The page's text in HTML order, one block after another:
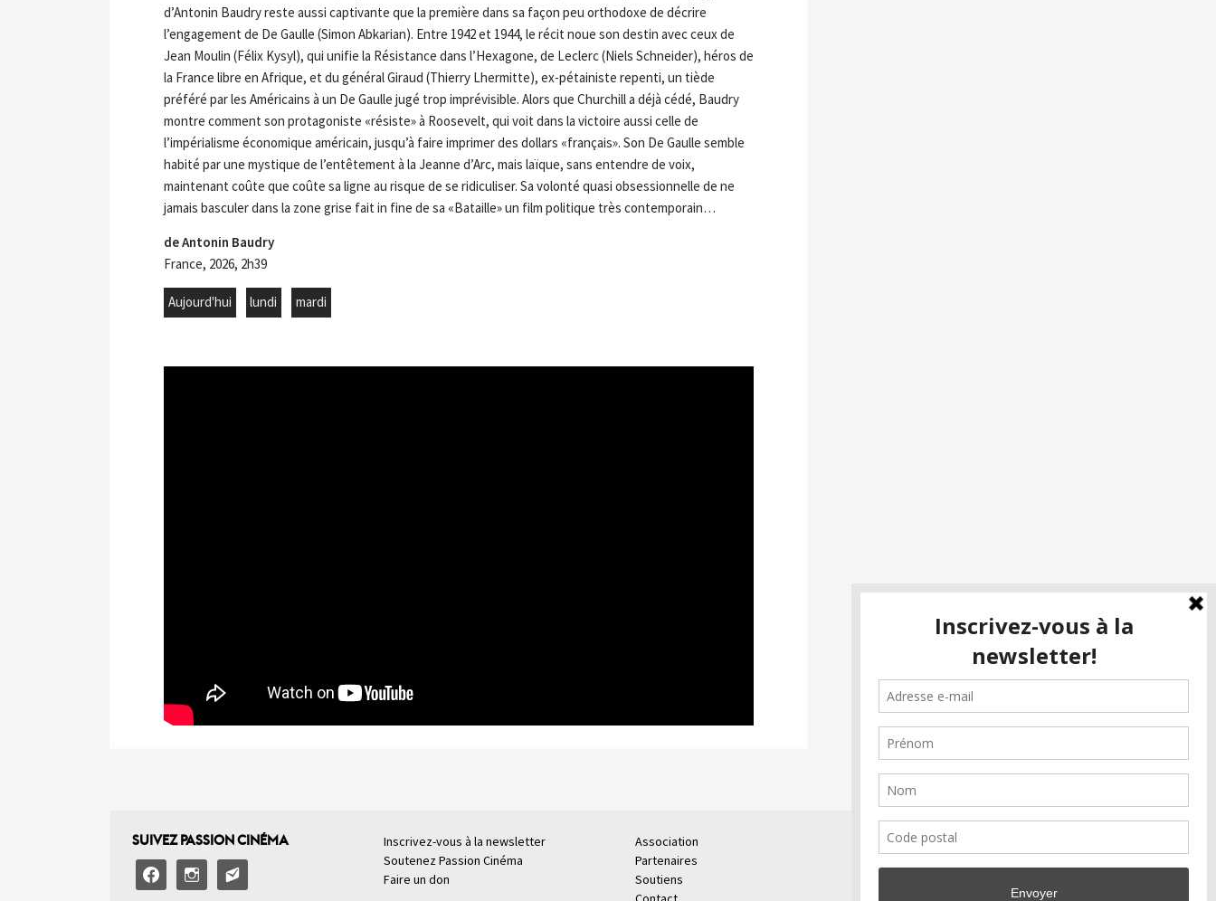
d’Antonin Baudry reste aussi captivante que la première dans sa façon peu orthodoxe de décrire
l’engagement de De Gaulle (Simon Abkarian). Entre 1942 et 1944, le récit noue son destin avec ceux de
Jean Moulin (Félix Kysyl), qui unifie la Résistance dans l’Hexagone, de Leclerc (Niels Schneider), héros de
la France libre en Afrique, et du général Giraud (Thierry Lhermitte), ex-pétainiste repenti, un tiède
préféré par les Américains à un De Gaulle jugé trop imprévisible. Alors que Churchill a déjà cédé, Baudry
montre comment son protagoniste «résiste» à Roosevelt, qui voit dans la victoire aussi celle de
l’impérialisme économique américain, jusqu’à faire imprimer des dollars «français». Son De Gaulle semble
habité par une mystique de l’entêtement à la Jeanne d’Arc, mais laïque, sans entendre de voix,
maintenant coûte que coûte sa ligne au risque de se ridiculiser. Sa volonté quasi obsessionnelle de ne
jamais basculer dans la zone grise fait in fine de sa «Bataille» un film politique très contemporain…
de Antonin Baudry
France, 2026, 2h39
Aujourd'hui lundi mardi
SUIVEZ PASSION CINÉMA
facebookinstagramemail-
alt2
Inscrivez-vous à la newsletter
Soutenez Passion Cinéma
Faire un don
Association
Partenaires
Soutiens